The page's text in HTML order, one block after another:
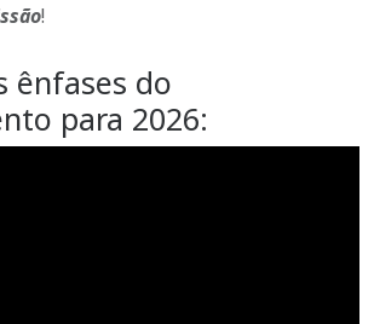
!
ênfases do
para 2026: